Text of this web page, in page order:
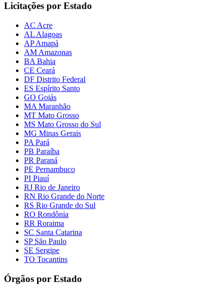
Licitações por Estado
AC Acre
AL Alagoas
AP Amapá
AM Amazonas
BA Bahia
CE Ceará
DF Distrito Federal
ES Espírito Santo
GO Goiás
MA Maranhão
MT Mato Grosso
MS Mato Grosso do Sul
MG Minas Gerais
PA Pará
PB Paraíba
PR Paraná
PE Pernambuco
PI Piauí
RJ Rio de Janeiro
RN Rio Grande do Norte
RS Rio Grande do Sul
RO Rondônia
RR Roraima
SC Santa Catarina
SP São Paulo
SE Sergipe
TO Tocantins
Órgãos por Estado